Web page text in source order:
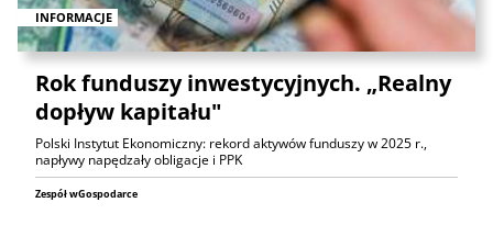
INFORMACJE
Rok funduszy inwestycyjnych. „Realny
dopływ kapitału"
Polski Instytut Ekonomiczny: rekord aktywów funduszy w 2025 r.,
napływy napędzały obligacje i PPK
Zespół wGospodarce